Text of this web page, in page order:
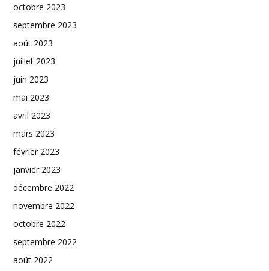
octobre 2023
septembre 2023
août 2023
juillet 2023
juin 2023
mai 2023
avril 2023
mars 2023
février 2023
janvier 2023
décembre 2022
novembre 2022
octobre 2022
septembre 2022
août 2022